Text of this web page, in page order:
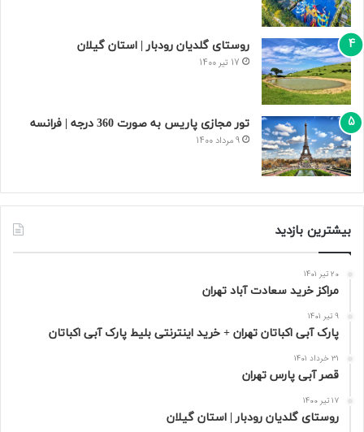
روستای گلدیان رودبار | استان گیلان
17 تیر 1400
تور مجازی پاریس به صورت 360 درجه | فرانسه
9 مرداد 1400
بیشترین بازدید
20 تیر 1401
مراکز خرید سعادت‌ آباد تهران
9 تیر 1401
پارک آبی اکباتان تهران + خرید اینترنتی بلیط پارک آبی اکباتان
31 خرداد 1401
قصر آبی پارس تهران
17 تیر 1400
روستای گلدیان رودبار | استان گیلان